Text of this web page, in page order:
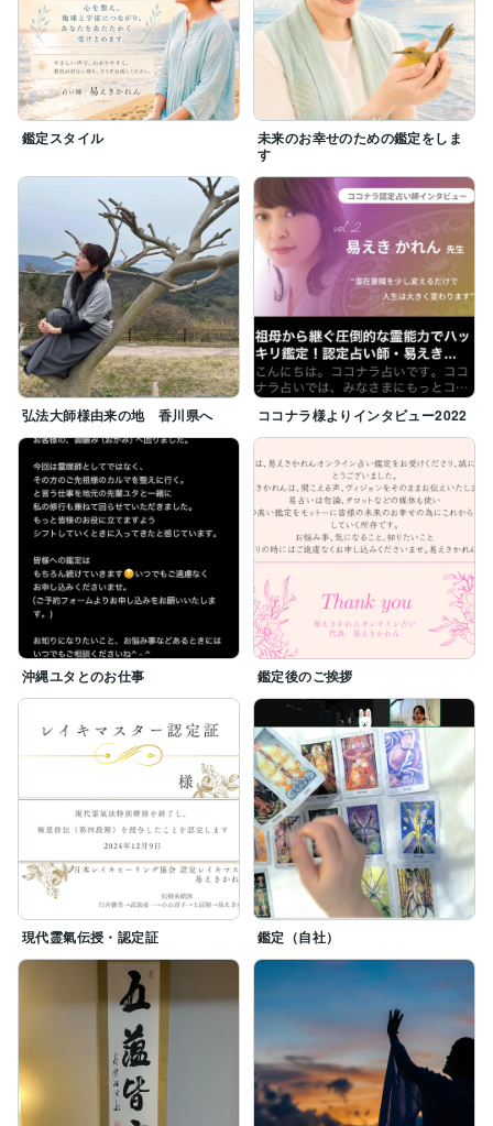
鑑定スタイル
未来のお幸せのための鑑定をしま
す
弘法大師様由来の地 香川県へ ココナラ様よりインタビュー2022
沖縄ユタとのお仕事 鑑定後のご挨拶
現代霊氣伝授・認定証 鑑定（自社）